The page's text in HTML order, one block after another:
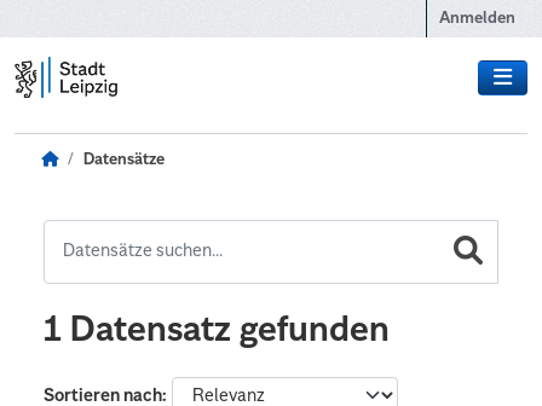
Anmelden
Datensätze
1 Datensatz gefunden
Sortieren nach